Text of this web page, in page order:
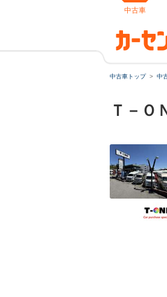
中古車
中古車トップ 中
Ｔ－